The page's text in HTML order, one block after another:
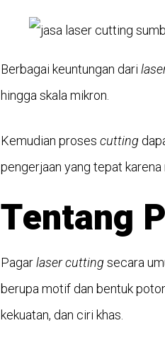
Berbagai keuntungan dari
hingga skala mikron.
Kemudian proses cutting
pengerjaan yang tepat
Tentang
Pagarlaser cutting secara
berupa motif dan bentuk
kekuatan, dan ciri khas.